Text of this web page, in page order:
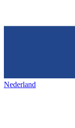
Nederland